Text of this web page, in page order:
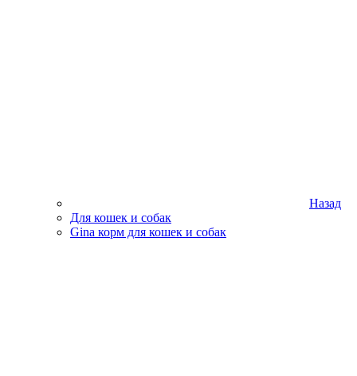
Назад
Для кошек и собак
Gina корм для кошек и собак